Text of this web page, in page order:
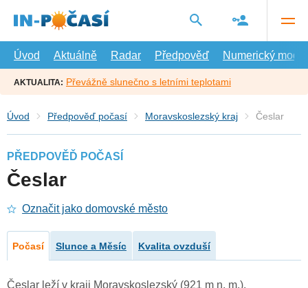
hlavní
Úvod
Aktuálně Radar Předpověď Numerický model
AKTUALITA: Převážně slunečno s letními teplotami
Úvod Předpověď počasí Moravskoslezský kraj Česlar
PŘEDPOVĚĎ POČASÍ
Česlar
Označit jako domovské město
Počasí Slunce a Měsíc Kvalita ovzduší
Česlar leží v kraji Moravskoslezský (921 m n. m.).